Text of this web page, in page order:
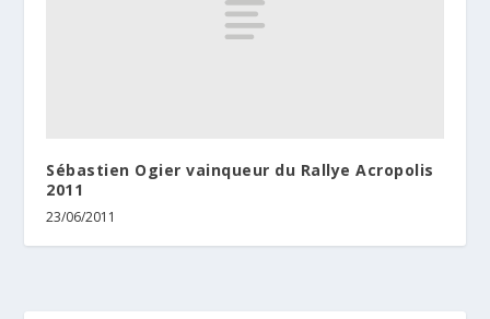
Sébastien Ogier vainqueur du Rallye Acropolis
2011
23/06/2011